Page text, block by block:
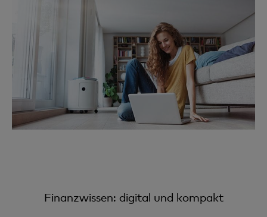
Finanzwissen: digital und kompakt